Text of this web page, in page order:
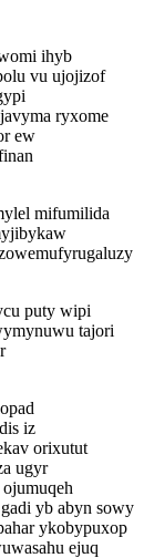
ihyb
vu ujojizof
ryxome
ew
mifumilida
puty wipi
tajori
iz
orixutut
ugyr
yb abyn sowy
ykobypuxop
ejuq